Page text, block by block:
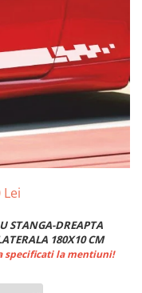
Lei
STANGA-DREAPTA
180X10 CM
specificati la mentiuni!